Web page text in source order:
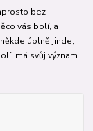
bez
vás bolí, a
úplně jinde,
má svůj význam.